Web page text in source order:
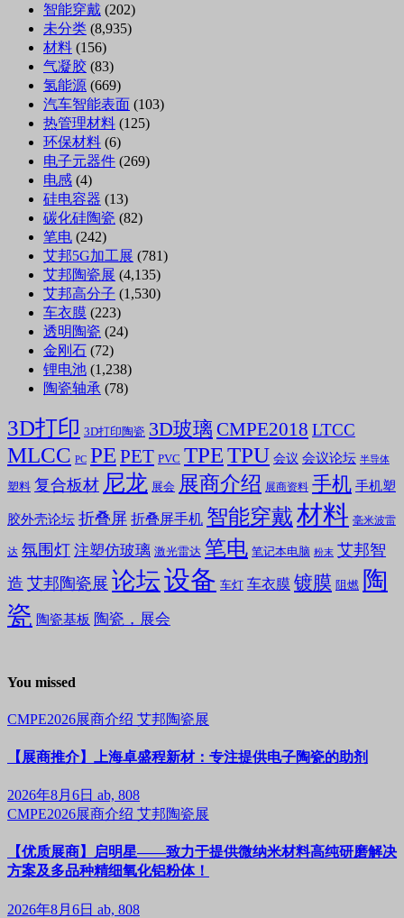
智能穿戴 (202)
未分类 (8,935)
材料 (156)
气凝胶 (83)
氢能源 (669)
汽车智能表面 (103)
热管理材料 (125)
环保材料 (6)
电子元器件 (269)
电感 (4)
硅电容器 (13)
碳化硅陶瓷 (82)
笔电 (242)
艾邦5G加工展 (781)
艾邦陶瓷展 (4,135)
艾邦高分子 (1,530)
车衣膜 (223)
透明陶瓷 (24)
金刚石 (72)
锂电池 (1,238)
陶瓷轴承 (78)
3D打印 3D打印陶瓷 3D玻璃 CMPE2018 LTCC
MLCC PC PE PET PVC TPETPU 会议 会议论坛 半导体
塑料 复合板材 尼龙 展会 展商介绍 展商资料 手机 手机塑
胶外壳论坛 折叠屏 折叠屏手机 智能穿戴材料 毫米波雷
达 氛围灯 注塑仿玻璃 激光雷达 笔电 笔记本电脑 粉末 艾邦智
造 艾邦陶瓷展 论坛设备 车灯 车衣膜 镀膜 阻燃 陶
瓷 陶瓷基板 陶瓷，展会
You missed
CMPE2026展商介绍 艾邦陶瓷展
【展商推介】上海卓盛程新材：专注提供电子陶瓷的助剂
2026年8月6日 ab, 808
CMPE2026展商介绍 艾邦陶瓷展
【优质展商】启明星——致力于提供微纳米材料高纯研磨解决
方案及多品种精细氧化铝粉体！
2026年8月6日 ab, 808